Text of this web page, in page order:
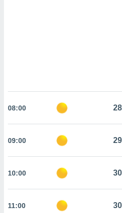
cookies
aceptar
En
08:00
09:00
10:00
11:00